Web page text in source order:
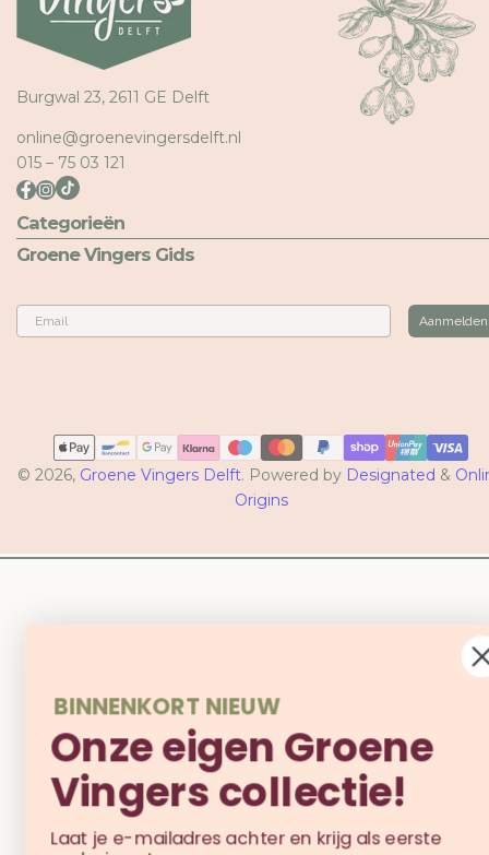
Burgwal 23, 2611 GE Delft
online@groenevingersdelft.nl
015 – 75 03 121
Categorieën
Groene Vingers Gids
Email
Aanmelden
© 2026, Groene Vingers Delft. Powered by Designated &
Origins
Betaalmethoden
BINNENKORT NIEUW
Onze eigen Groene
Vingers collectie!
Laat je e-mailadres achter en krijg als eerste